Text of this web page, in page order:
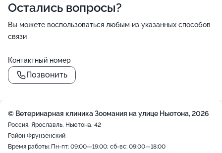
Остались вопросы?
Вы можете воспользоваться любым из указанных способов
связи
Контактный номер
Позвонить
© Ветеринарная клиника Зоомания на улице Ньютона, 2026
Россия, Ярославль, Ньютона, 42
Район Фрунзенский
Время работы: Пн-пт: 09:00—19:00; сб-вс: 09:00—18:00